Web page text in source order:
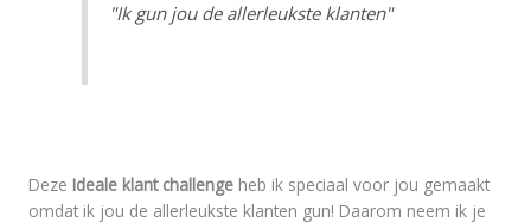
"Ik gun jou de allerleukste klanten"
Deze Ideale klant challenge heb ik speciaal voor jou gemaakt
omdat ik jou de allerleukste klanten gun! Daarom neem ik je